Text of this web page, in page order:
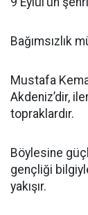
Bağımsızlık
Mustafa
Akdeniz’dir,
topraklardır.
Böylesine
gençliği
yakışır.